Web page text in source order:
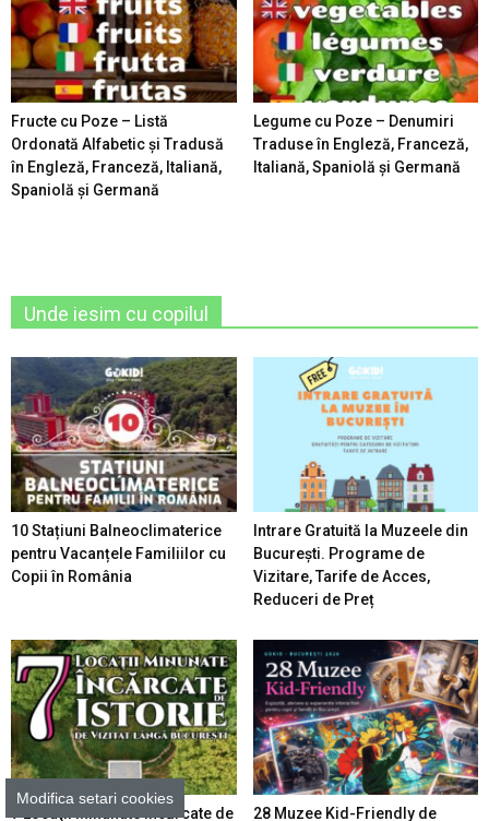
Fructe cu Poze – Listă
Ordonată Alfabetic şi Tradusă
în Engleză, Franceză, Italiană,
Spaniolă şi Germană
Legume cu Poze – Denumiri
Traduse în Engleză, Franceză,
Italiană, Spaniolă şi Germană
Unde iesim cu copilul
10 Stațiuni Balneoclimaterice
pentru Vacanțele Familiilor cu
Copii în România
Intrare Gratuită la Muzeele din
București. Programe de
Vizitare, Tarife de Acces,
Reduceri de Preț
7 Locaţii Minunate Încărcate de 28 Muzee Kid-Friendly de
Modifica setari cookies